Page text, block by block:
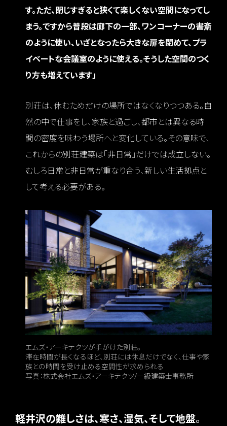
す。ただ、閉じすぎると狭くて楽しくない空間になってし
まう。ですから普段は廊下の一部、ワンコーナーの書斎
のように使い、いざとなったら大きな扉を閉めて、プラ
イベートな会議室のように使える。そうした空間のつく
り方も増えています」
別荘は、休むためだけの場所ではなくなりつつある。自
然の中で仕事をし、家族と過ごし、都市とは異なる時
間の密度を味わう場所へと変化している。その意味で、
これからの別荘建築は「非日常」だけでは成立しない。
むしろ日常と非日常が重なり合う、新しい生活拠点と
して考える必要がある。
エムズ・アーキテクツが手がけた別荘。
滞在時間が長くなるほど、別荘には休息だけでなく、仕事や家
族との時間を受け止める空間性が求められる
写真：株式会社エムズ・アーキテクツ/一級建築士事務所
軽井沢の難しさは、寒さ、湿気、そして地盤。